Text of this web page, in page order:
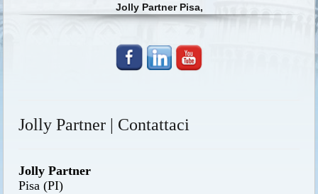
Jolly Partner Pisa,
Jolly Partner | Contattaci
Jolly Partner
Pisa (PI)